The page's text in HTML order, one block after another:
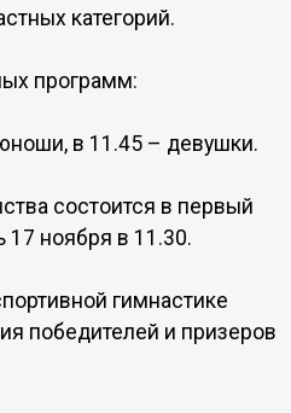
категорий.
программ:
в 11.45 – девушки.
состоится в первый
17 ноября в 11.30.
гимнастике
победителей и призеров